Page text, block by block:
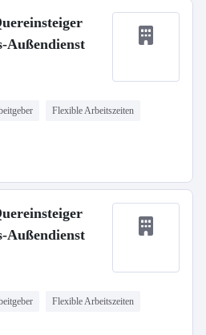
Außendienst
Flexible Arbeitszeiten
Außendienst
Flexible Arbeitszeiten